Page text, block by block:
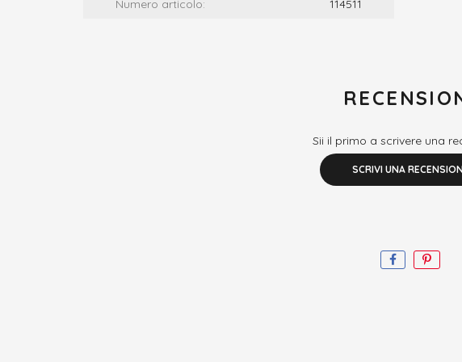
Numero articolo: 114511
Sii il primo a scrivere una
SCRIVI UNA